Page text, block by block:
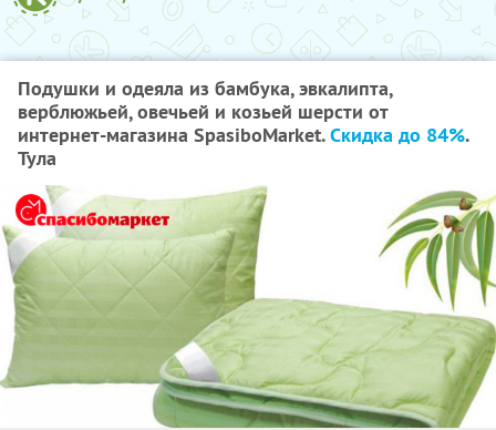
Подушки и одеяла из бамбука, эвкалипта,
верблюжьей, овечьей и козьей шерсти от
интернет-магазина SpasiboMarket.Скидка до 84%.
Тула